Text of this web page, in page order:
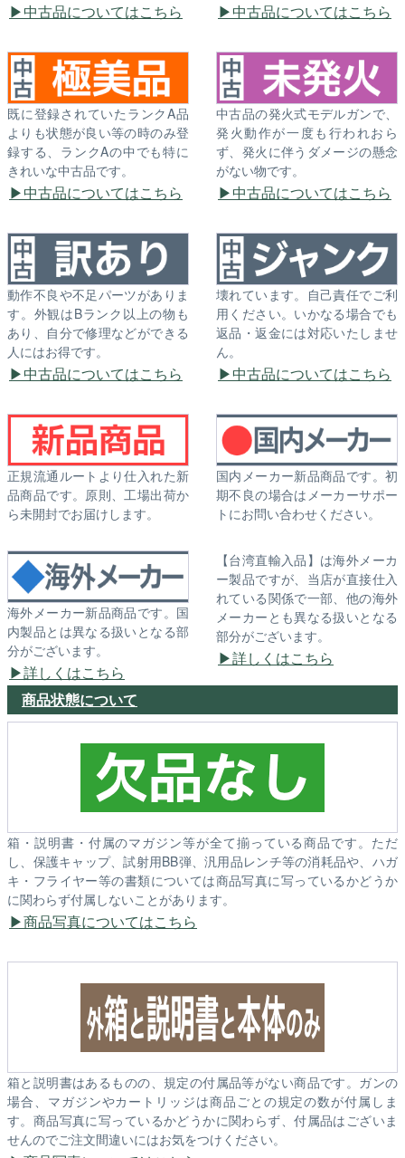
中古品についてはこちら 中古品についてはこちら
既に登録されていたランクA品
よりも状態が良い等の時のみ登
録する、ランクAの中でも特に
きれいな中古品です。
中古品についてはこちら
中古品の発火式モデルガンで、
発火動作が一度も行われおら
ず、発火に伴うダメージの懸念
がない物です。
中古品についてはこちら
動作不良や不足パーツがありま
す。外観はBランク以上の物も
あり、自分で修理などができる
人にはお得です。
中古品についてはこちら
壊れています。自己責任でご利
用ください。いかなる場合でも
返品・返金には対応いたしませ
ん。
中古品についてはこちら
正規流通ルートより仕入れた新
品商品です。原則、工場出荷か
ら未開封でお届けします。
国内メーカー新品商品です。初
期不良の場合はメーカーサポー
トにお問い合わせください。
海外メーカー新品商品です。国
内製品とは異なる扱いとなる部
分がございます。
詳しくはこちら
【台湾直輸入品】は海外メーカ
ー製品ですが、当店が直接仕入
れている関係で一部、他の海外
メーカーとも異なる扱いとなる
部分がございます。
詳しくはこちら
商品状態について
箱・説明書・付属のマガジン等が全て揃っている商品です。ただ
し、保護キャップ、試射用BB弾、汎用品レンチ等の消耗品や、ハガ
キ・フライヤー等の書類については商品写真に写っているかどうか
に関わらず付属しないことがあります。
商品写真についてはこちら
箱と説明書はあるものの、規定の付属品等がない商品です。ガンの
場合、マガジンやカートリッジは商品ごとの規定の数が付属しま
す。商品写真に写っているかどうかに関わらず、付属品はございま
せんのでご注文間違いにはお気をつけください。